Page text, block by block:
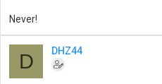
Never!
D DHZ44